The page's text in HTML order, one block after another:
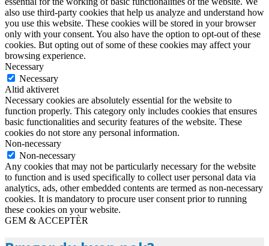
also use third-party cookies that help us analyze and understand how
you use this website. These cookies will be stored in your browser
only with your consent. You also have the option to opt-out of these
cookies. But opting out of some of these cookies may affect your
browsing experience.
Necessary
Necessary
Altid aktiveret
Necessary cookies are absolutely essential for the website to
function properly. This category only includes cookies that ensures
basic functionalities and security features of the website. These
cookies do not store any personal information.
Non-necessary
Non-necessary
Any cookies that may not be particularly necessary for the website
to function and is used specifically to collect user personal data via
analytics, ads, other embedded contents are termed as non-necessary
cookies. It is mandatory to procure user consent prior to running
these cookies on your website.
GEM & ACCEPTÈR